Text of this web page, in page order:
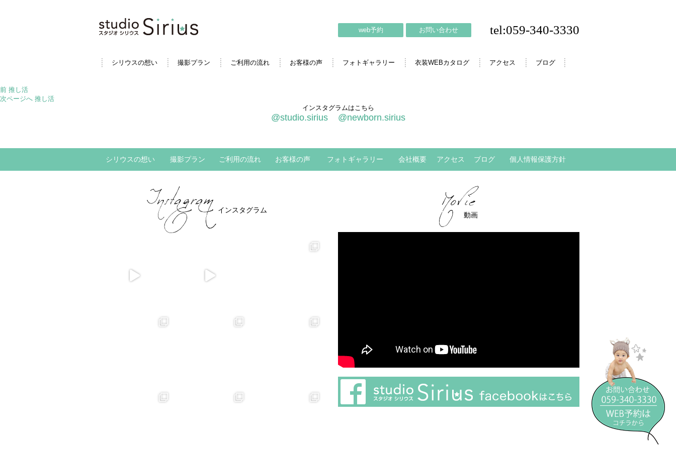
シリウスの想い 撮影プラン ご利用の流れ お客様の声 フォトギャラリー 衣装WEBカタログ アクセス ブログ
web予約 お問い合わせ tel:059-340-3330
投
稿
前 前
の
推し活
次ページへ 次
推し活
インスタグラムはこちら
@studio.sirius @newborn.sirius
シリウスの想い 撮影プラン ご利用の流れ お客様の声 フォトギャラリー 会社概要 アクセス ブログ 個人情報保護方針
インスタグラム
動画